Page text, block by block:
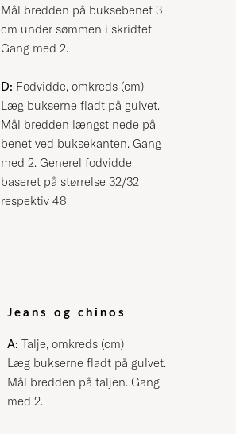
Mål bredden på buksebenet 3
cm under sømmen i skridtet.
Gang med 2.
D: Fodvidde, omkreds (cm)
Læg bukserne fladt på gulvet.
Mål bredden længst nede på
benet ved buksekanten. Gang
med 2. Generel fodvidde
baseret på størrelse 32/32
respektiv 48.
Jeans og chinos
A: Talje, omkreds (cm)
Læg bukserne fladt på gulvet.
Mål bredden på taljen. Gang
med 2.